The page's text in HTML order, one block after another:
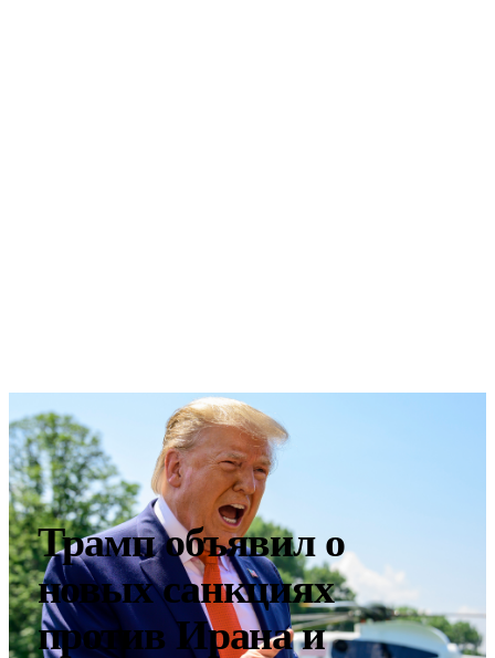
Трамп объявил о
новых санкциях
против Ирана и